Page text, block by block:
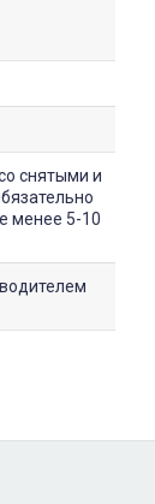
снятыми и
менее 5-10